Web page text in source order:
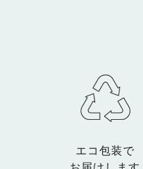
エコ包装で